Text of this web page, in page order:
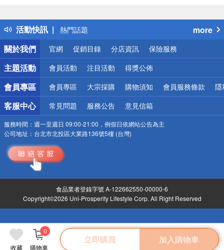
收藏 購物車
0
立即購買 加入購物車
活動快訊
得獎公告
熱門話題
銀行優惠
偏遠地區配送
詐騙網頁！請小心！
more
關於我們
官網 促銷目錄 分店資訊 保險服務
主題活動 會員活動 注目活動 得獎公佈
會員專區 會員專區 大宗採購 購物須知 會員服務條款 隱
客服中心 常見問題 服務公告 意見信箱
服務時間： 週一至週日 09:00-21:00，例假日依網站公告為主
公司地址： 台北市北投區大業路136號5樓 (台灣)
食品業者登錄字號 A-122662550-00000-6
Copyright©2026 Uni-Prosperity Lifestyle Corp. All Right Reserved